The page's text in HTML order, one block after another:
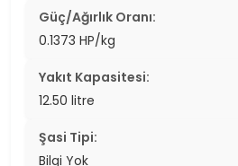
Güç/Ağırlık Oranı:
0.1373 HP/kg
Yakıt Kapasitesi:
12.50 litre
Şasi Tipi:
Bilgi Yok